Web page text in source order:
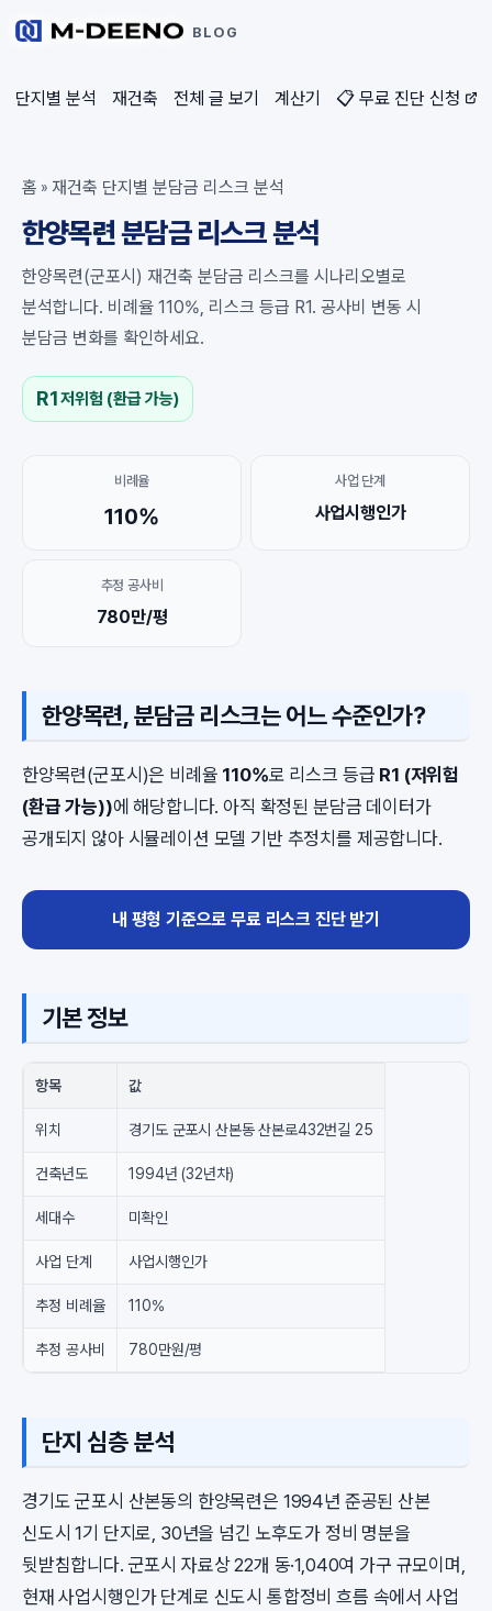
BLOG
단지별 분석 재건축 전체 글 보기 계산기 📋 무료 진단 신청
홈 » 재건축 단지별 분담금 리스크 분석
한양목련 분담금 리스크 분석
한양목련(군포시) 재건축 분담금 리스크를 시나리오별로
분석합니다. 비례율 110%, 리스크 등급 R1. 공사비 변동 시
분담금 변화를 확인하세요.
R1저위험 (환급 가능)
비례율
110%
사업 단계
사업시행인가
추정 공사비
780만/평
한양목련, 분담금 리스크는 어느 수준인가?
한양목련(군포시)은 비례율 110%로 리스크 등급 R1 (저위험
(환급 가능))에 해당합니다. 아직 확정된 분담금 데이터가
공개되지 않아 시뮬레이션 모델 기반 추정치를 제공합니다.
내 평형 기준으로 무료 리스크 진단 받기
기본 정보
항목 값
위치 경기도 군포시 산본동 산본로432번길 25
건축년도 1994년 (32년차)
세대수 미확인
사업 단계 사업시행인가
추정 비례율 110%
추정 공사비 780만원/평
단지 심층 분석
경기도 군포시 산본동의 한양목련은 1994년 준공된 산본
신도시 1기 단지로, 30년을 넘긴 노후도가 정비 명분을
뒷받침합니다. 군포시 자료상 22개 동·1,040여 가구 규모이며,
현재 사업시행인가 단계로 신도시 통합정비 흐름 속에서 사업